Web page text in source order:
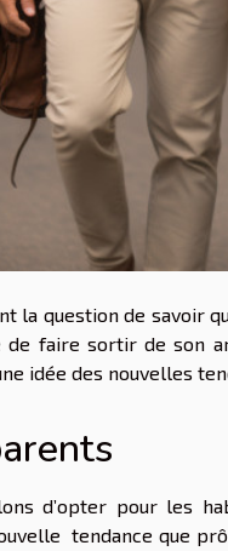
la question de savoir
de faire sortir de son
idée des nouvelles
d’opter pour les
tendance que